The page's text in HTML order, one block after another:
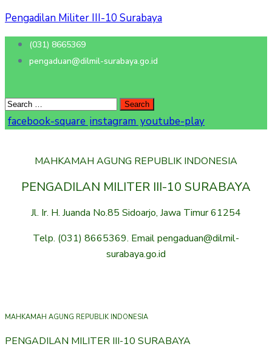
Pengadilan Militer III-10 Surabaya
(031) 8665369
pengaduan@dilmil-surabaya.go.id
facebook-square instagram youtube-play
MAHKAMAH AGUNG REPUBLIK INDONESIA
PENGADILAN MILITER III-10 SURABAYA
Jl. Ir. H. Juanda No.85 Sidoarjo, Jawa Timur 61254
Telp. (031) 8665369. Email pengaduan@dilmil-
surabaya.go.id
MAHKAMAH AGUNG REPUBLIK INDONESIA
PENGADILAN MILITER III-10 SURABAYA